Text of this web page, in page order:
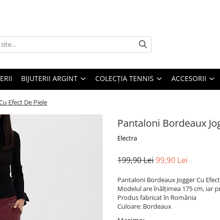
BIJUTERII ARGINT COLECȚIA TENNIS ACCESORII
Efect De Piele
Pantaloni Bordeaux
Electra
199,90 Lei99,90 Lei
Pantaloni Bordeaux Jogger Cu
Modelul are înălțimea 175 cm, iar
Produs fabricat în România
Culoare: Bordeaux